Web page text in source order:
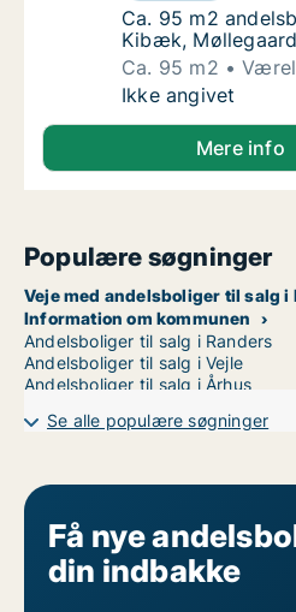
Ca. 95 m2
Ca. 95 m2
Kibæk,
Ca. 95 m2
Ca. 95 m2
Ikke angivet
Mere info
Populære søgninger
Veje med andelsboliger til salg
Information om kommunen
Andelsboliger til salg i Randers
Andelsboliger til salg i Vejle
Andelsboliger til salg i Århus
Se alle populære søgninger
Få nye
din indbakke